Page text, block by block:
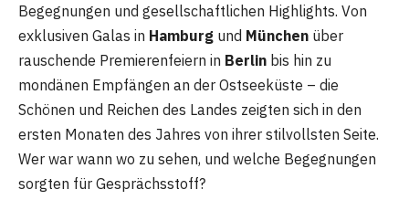
Begegnungen und gesellschaftlichen Highlights. Von
exklusiven Galas in Hamburg und München über
rauschende Premierenfeiern in Berlin bis hin zu
mondänen Empfängen an der Ostseeküste – die
Schönen und Reichen des Landes zeigten sich in den
ersten Monaten des Jahres von ihrer stilvollsten Seite.
Wer war wann wo zu sehen, und welche Begegnungen
sorgten für Gesprächsstoff?